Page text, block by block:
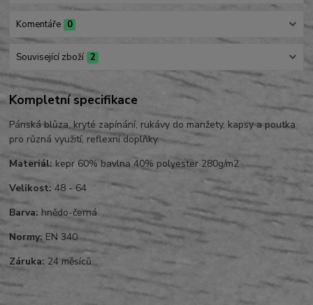
Komentáře 0
Související zboží 2
Kompletní specifikace
Pánská blůza, kryté zapínání, rukávy do manžety, kapsy a poutka
pro různá využití, reflexní doplňky.
Materiál: kepr 60% bavlna 40% polyester 280g/m2
Velikost: 48 - 64
Barva: hnědo-černá
Normy: EN 340
Záruka: 24 měsíců